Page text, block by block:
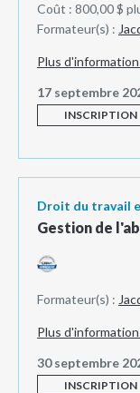
Coût : 800,00 $
Formateur(s) :
Plus
17 septembre
INSCRIPTION
Droit du travail
Gestion de
Formateur(s) :
Plus
30 septembre
INSCRIPTION